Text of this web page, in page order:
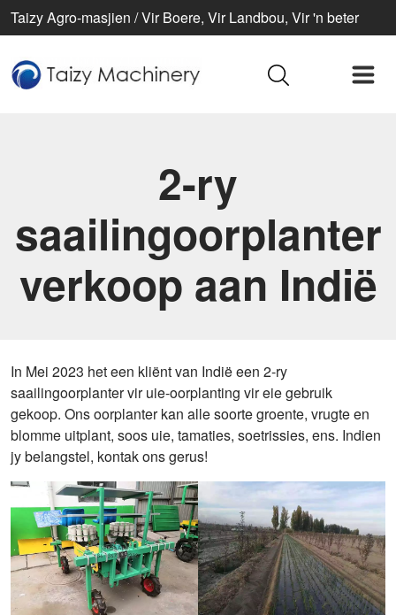
Taizy Agro-masjien / Vir Boere, Vir Landbou, Vir 'n beter
2-ry
saailingoorplanter
verkoop aan Indië
In Mei 2023 het een kliënt van Indië een 2-ry
saailingoorplanter vir uie-oorplanting vir eie gebruik
gekoop. Ons oorplanter kan alle soorte groente, vrugte en
blomme uitplant, soos uie, tamaties, soetrissies, ens. Indien
jy belangstel, kontak ons ​​gerus!